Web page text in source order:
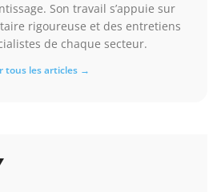
Son travail s’appuie sur
rigoureuse et des entretiens
de chaque secteur.
tous les articles →